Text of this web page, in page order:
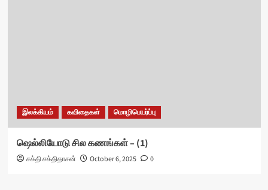
இலக்கியம் கவிதைகள் மொழிபெயர்ப்பு
ஷெல்லியோடு சில கணங்கள் – (1)
சக்தி சக்திதாசன் October 6, 2025 0